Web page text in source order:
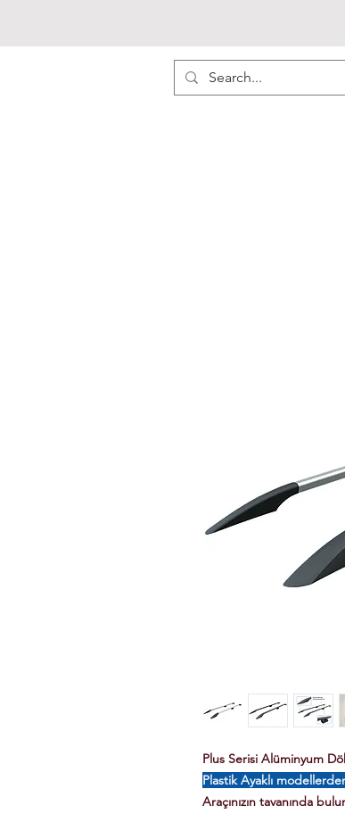
Plus Serisi Alüminyum
Plastik Ayaklı
Araçınızın tavanında